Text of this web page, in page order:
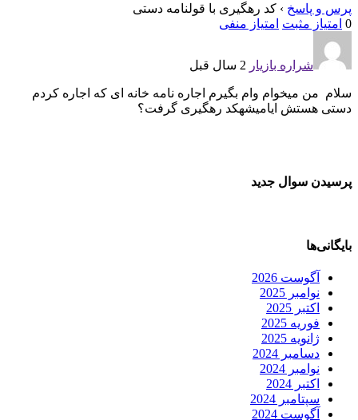
پرس و پاسخ › کد رهگیری با قولنامه دستی
0 امتیاز مثبت امتیاز منفی
شراره بازیار
سلام من میخوام وام بگیرم اجاره نامه خانه ای که اجاره کردم
دستی هستش ایامیشهکد رهگیری گرفت؟
پرسیدن سوال جدید
بایگانی‌ها
آگوست 2026
نوامبر 2025
اکتبر 2025
فوریه 2025
ژانویه 2025
دسامبر 2024
نوامبر 2024
اکتبر 2024
سپتامبر 2024
آگوست 2024